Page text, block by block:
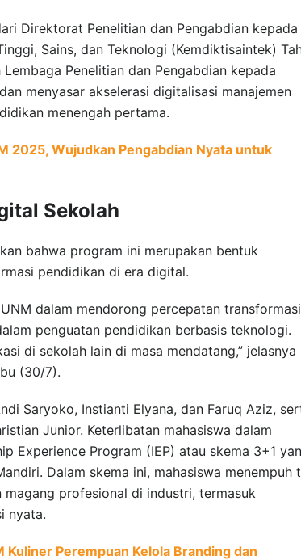
Direktorat Penelitian dan Pengabdian kepada
Sains, dan Teknologi (Kemdiktisaintek)
Penelitian dan Pengabdian kepada
menyasar akselerasi digitalisasi manajemen
menengah pertama.
2025, Wujudkan Pengabdian Nyata untuk
Sekolah
bahwa program ini merupakan bentuk
pendidikan di era digital.
dalam mendorong percepatan transformasi
penguatan pendidikan berbasis teknologi.
di sekolah lain di masa mendatang,” jelasnya
(30/7).
Saryoko, Instianti Elyana, dan Faruq Aziz,
Junior. Keterlibatan mahasiswa dalam
Experience Program (IEP) atau skema 3+1
Dalam skema ini, mahasiswa menempuh
profesional di industri, termasuk
nyata.
Kuliner Perempuan Kelola Branding dan